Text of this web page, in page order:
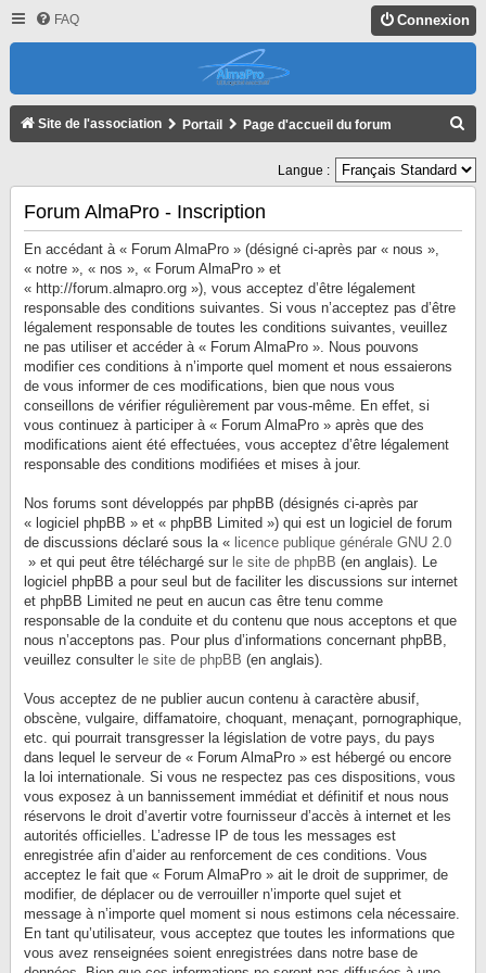
FAQ Connexion
Site de l'association Portail Page d'accueil du forum
C
Langue :
Forum AlmaPro - Inscription
En accédant à « Forum AlmaPro » (désigné ci-après par « nous »,
« notre », « nos », « Forum AlmaPro » et
« http://forum.almapro.org »), vous acceptez d’être légalement
responsable des conditions suivantes. Si vous n’acceptez pas d’être
légalement responsable de toutes les conditions suivantes, veuillez
ne pas utiliser et accéder à « Forum AlmaPro ». Nous pouvons
modifier ces conditions à n’importe quel moment et nous essaierons
de vous informer de ces modifications, bien que nous vous
conseillons de vérifier régulièrement par vous-même. En effet, si
vous continuez à participer à « Forum AlmaPro » après que des
modifications aient été effectuées, vous acceptez d’être légalement
responsable des conditions modifiées et mises à jour.
Nos forums sont développés par phpBB (désignés ci-après par
« logiciel phpBB » et « phpBB Limited ») qui est un logiciel de forum
de discussions déclaré sous la « licence publique générale GNU 2.0
» et qui peut être téléchargé sur le site de phpBB (en anglais). Le
logiciel phpBB a pour seul but de faciliter les discussions sur internet
et phpBB Limited ne peut en aucun cas être tenu comme
responsable de la conduite et du contenu que nous acceptons et que
nous n’acceptons pas. Pour plus d’informations concernant phpBB,
veuillez consulter le site de phpBB (en anglais).
Vous acceptez de ne publier aucun contenu à caractère abusif,
obscène, vulgaire, diffamatoire, choquant, menaçant, pornographique,
etc. qui pourrait transgresser la législation de votre pays, du pays
dans lequel le serveur de « Forum AlmaPro » est hébergé ou encore
la loi internationale. Si vous ne respectez pas ces dispositions, vous
vous exposez à un bannissement immédiat et définitif et nous nous
réservons le droit d’avertir votre fournisseur d’accès à internet et les
autorités officielles. L’adresse IP de tous les messages est
enregistrée afin d’aider au renforcement de ces conditions. Vous
acceptez le fait que « Forum AlmaPro » ait le droit de supprimer, de
modifier, de déplacer ou de verrouiller n’importe quel sujet et
message à n’importe quel moment si nous estimons cela nécessaire.
En tant qu’utilisateur, vous acceptez que toutes les informations que
vous avez renseignées soient enregistrées dans notre base de